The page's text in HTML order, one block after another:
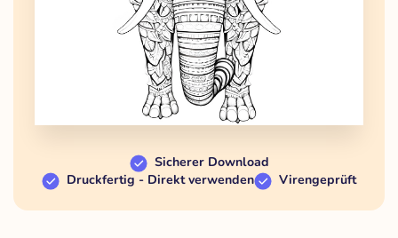
Sicherer Download
Druckfertig - Direkt verwenden
Virengeprüft